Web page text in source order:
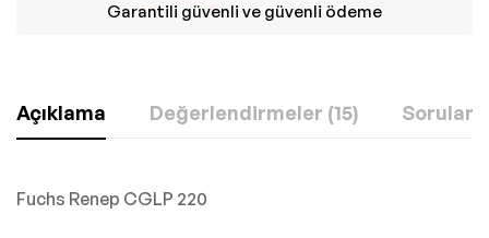
Garantili güvenli ve güvenli ödeme
Açıklama Değerlendirmeler (15) Sorular
Fuchs Renep CGLP 220